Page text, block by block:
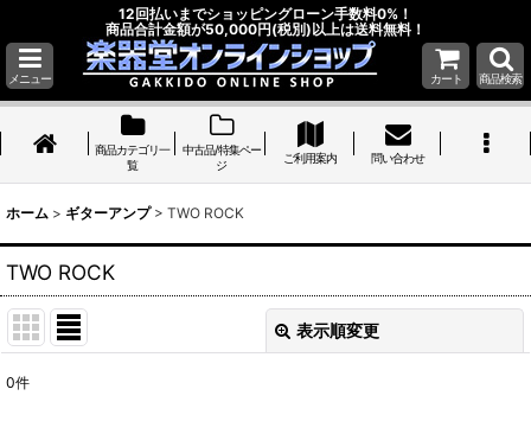
12回払いまでショッピングローン手数料0%！
商品合計金額が50,000円(税別)以上は送料無料！
メニュー カート 商品検索
商品カテゴリ一
覧
中古品/特集ペー
ジ
ご利用案内 問い合わせ
ホーム > ギターアンプ > TWO ROCK
TWO ROCK
表示順変更
0件